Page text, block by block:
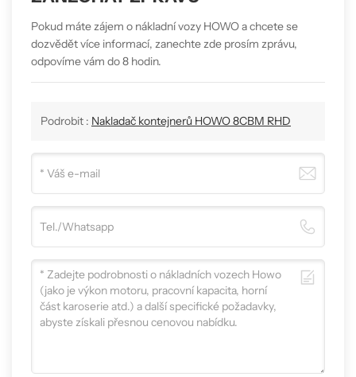
Pokud máte zájem o nákladní vozy HOWO a chcete se
dozvědět více informací, zanechte zde prosím zprávu,
odpovíme vám do 8 hodin.
Podrobit : Nakladač kontejnerů HOWO 8CBM RHD